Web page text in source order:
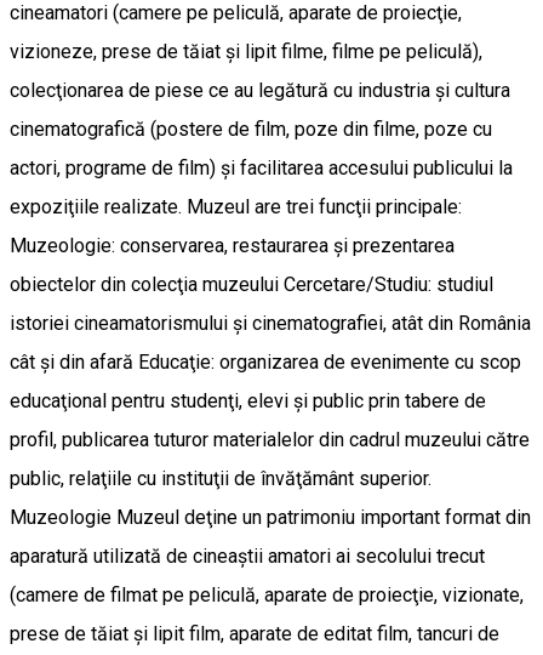
cineamatori (camere pe peliculă, aparate de proiecţie,
vizioneze, prese de tăiat şi lipit filme, filme pe peliculă),
colecţionarea de piese ce au legătură cu industria şi cultura
cinematografică (postere de film, poze din filme, poze cu
actori, programe de film) şi facilitarea accesului publicului la
expoziţiile realizate. Muzeul are trei funcţii principale:
Muzeologie: conservarea, restaurarea şi prezentarea
obiectelor din colecţia muzeului Cercetare/Studiu: studiul
istoriei cineamatorismului şi cinematografiei, atât din România
cât şi din afară Educaţie: organizarea de evenimente cu scop
educaţional pentru studenţi, elevi şi public prin tabere de
profil, publicarea tuturor materialelor din cadrul muzeului către
public, relaţiile cu instituţii de învăţământ superior.
Muzeologie Muzeul deţine un patrimoniu important format din
aparatură utilizată de cineaştii amatori ai secolului trecut
(camere de filmat pe peliculă, aparate de proiecţie, vizionate,
prese de tăiat şi lipit film, aparate de editat film, tancuri de